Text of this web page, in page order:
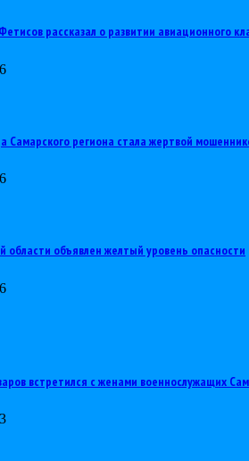
рассказал о развитии авиационного
Самарского региона стала жертвой
области объявлен желтый уровень опасности
встретился с женами военнослужащих